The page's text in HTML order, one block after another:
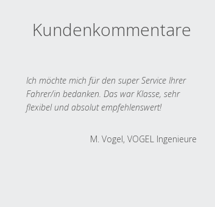
Kundenkommentare
Ich möchte mich für den super Service Ihrer
Fahrer/in bedanken. Das war Klasse, sehr
flexibel und absolut empfehlenswert!
M. Vogel, VOGEL Ingenieure